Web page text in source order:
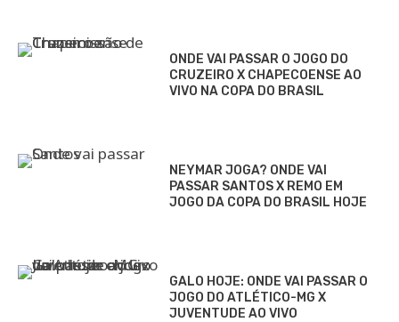
ONDE VAI PASSAR O JOGO DO
CRUZEIRO X CHAPECOENSE AO
VIVO NA COPA DO BRASIL
NEYMAR JOGA? ONDE VAI
PASSAR SANTOS X REMO EM
JOGO DA COPA DO BRASIL HOJE
GALO HOJE: ONDE VAI PASSAR O
JOGO DO ATLÉTICO-MG X
JUVENTUDE AO VIVO